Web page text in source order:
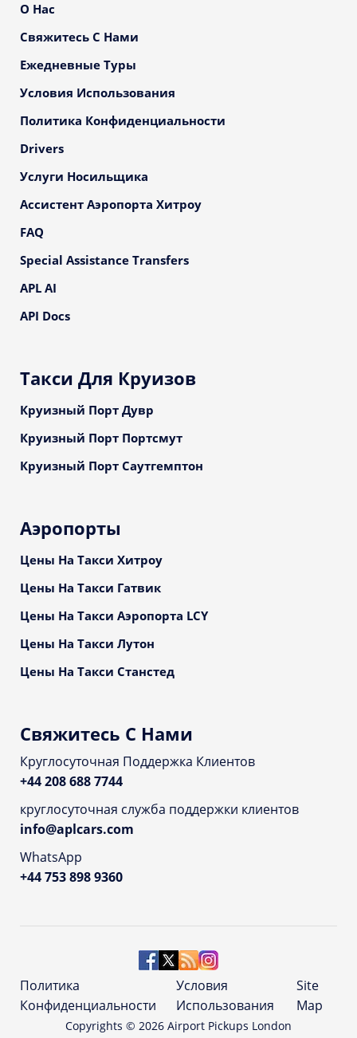
О Нас
Свяжитесь С Нами
Ежедневные Туры
Условия Использования
Политика Конфиденциальности
Drivers
Услуги Носильщика
Ассистент Аэропорта Хитроу
FAQ
Special Assistance Transfers
APL AI
API Docs
Такси Для Круизов
Круизный Порт Дувр
Круизный Порт Портсмут
Круизный Порт Саутгемптон
Аэропорты
Цены На Такси Хитроу
Цены На Такси Гатвик
Цены На Такси Аэропорта LCY
Цены На Такси Лутон
Цены На Такси Станстед
Свяжитесь С Нами
Круглосуточная Поддержка Клиентов
+44 208 688 7744
круглосуточная служба поддержки клиентов
info@aplcars.com
WhatsApp
+44 753 898 9360
Copyrights © 2026 Airport Pickups London
Политика
Конфиденциальности
Условия
Использования
Site
Map